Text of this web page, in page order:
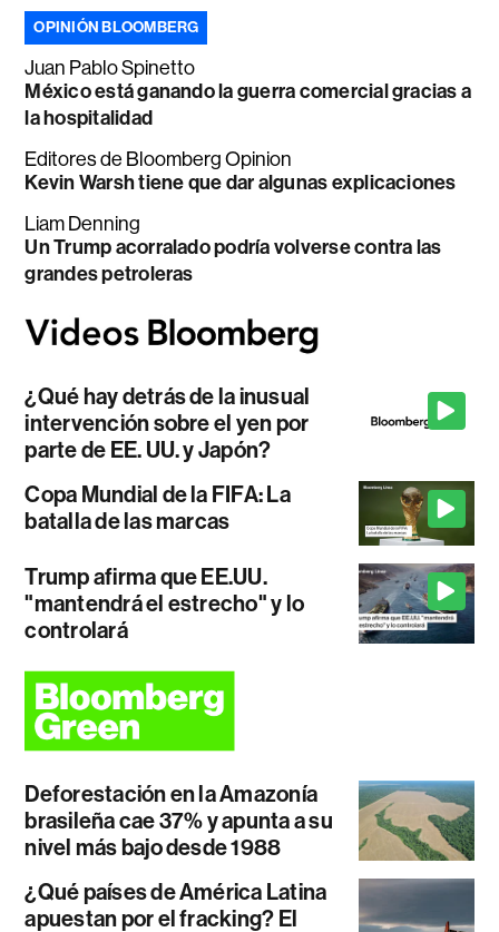
OPINIÓN BLOOMBERG
Juan Pablo Spinetto
México está ganando la guerra comercial gracias a
la hospitalidad
Editores de Bloomberg Opinion
Kevin Warsh tiene que dar algunas explicaciones
Liam Denning
Un Trump acorralado podría volverse contra las
grandes petroleras
¿Qué hay detrás de la inusual
intervención sobre el yen por
parte de EE. UU. y Japón?
Copa Mundial de la FIFA: La
batalla de las marcas
Trump afirma que EE.UU.
"mantendrá el estrecho" y lo
controlará
Deforestación en la Amazonía
brasileña cae 37% y apunta a su
nivel más bajo desde 1988
¿Qué países de América Latina
apuestan por el fracking? El